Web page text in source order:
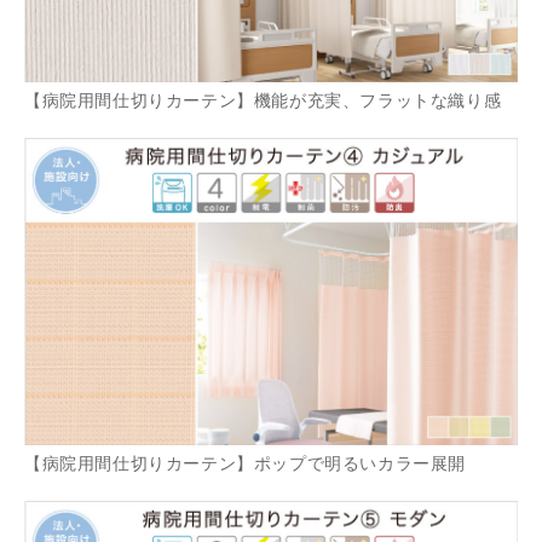
【病院用間仕切りカーテン】機能が充実、フラットな織り感
【病院用間仕切りカーテン】ポップで明るいカラー展開